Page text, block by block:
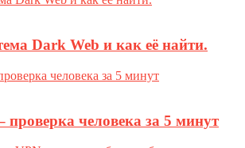
Dark Web и как её найти.
проверка человека за 5 минут